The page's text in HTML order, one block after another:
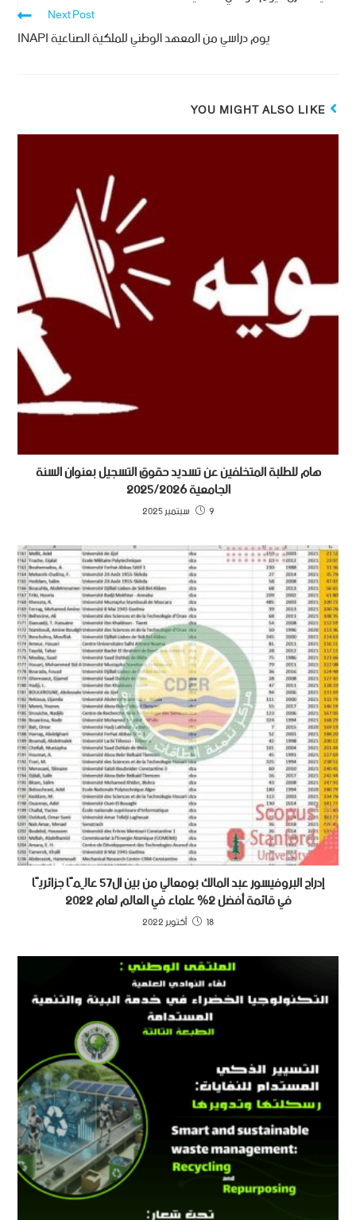
Next Post
يوم دراسي من المعهد الوطني للملكية الصناعية INAPI
YOU MIGHT ALSO LIKE
هام للطلبة المتخلفين عن تسديد حقوق التسجيل بعنوان السنة
الجامعية 2025/2026
9 سبتمبر 2025
إدراج البروفيسور عبد المالك بومعالي من بين ال57 عالِمًا جزائريًا
في قائمة أفضل 2٪ علماء في العالم لعام 2022
18 أكتوبر 2022